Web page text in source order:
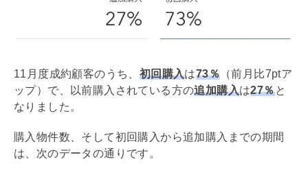
11月度成約顧客のうち、 初回購入は73％ （前月比7ptア
ップ）で、以前購入されている方の追加購入は27％と
なりました。
購入物件数、そして初回購入から追加購入までの期間
は、次のデータの通りです。